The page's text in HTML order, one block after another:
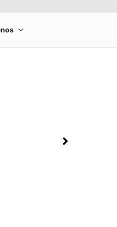
Previous and Next buttons